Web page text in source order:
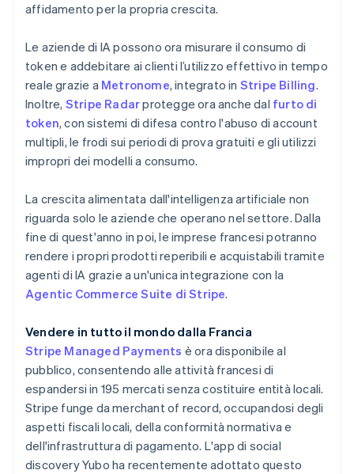
affidamento per la propria crescita.
Le aziende di IA possono ora misurare il consumo di
token e addebitare ai clienti l’utilizzo effettivo in tempo
reale grazie a Metronome, integrato in Stripe Billing.
Inoltre, Stripe Radarprotegge ora anche dal furto di
token, con sistemi di difesa contro l'abuso di account
multipli, le frodi sui periodi di prova gratuiti e gli utilizzi
impropri dei modelli a consumo.
La crescita alimentata dall'intelligenza artificiale non
riguarda solo le aziende che operano nel settore. Dalla
fine di quest'anno in poi, le imprese francesi potranno
rendere i propri prodotti reperibili e acquistabili tramite
agenti di IA grazie a un'unica integrazione con la
Agentic Commerce Suite di Stripe.
Vendere in tutto il mondo dalla Francia
Stripe Managed Payments è ora disponibile al
pubblico, consentendo alle attività francesi di
espandersi in 195 mercati senza costituire entità locali.
Stripe funge da merchant of record, occupandosi degli
aspetti fiscali locali, della conformità normativa e
dell'infrastruttura di pagamento. L'app di social
discovery Yubo ha recentemente adottato questo
English
Austria
DeutschEnglish
Belgio
Nederlands Français DeutschEnglish
Brasile
PortuguêsEnglish
Bulgaria
Canada
EnglishFrançais
Cina continentale
简体中文English
Cipro
English
Croazia
EnglishItaliano
English
Emirati Arabi Uniti
English
Estonia
English
Finlandia
English Svenska
Francia
FrançaisEnglish